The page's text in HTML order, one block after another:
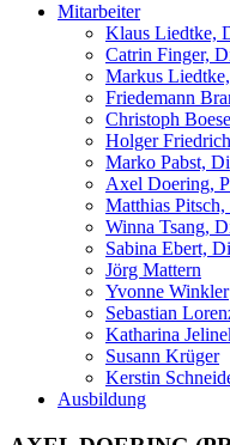
Mitarbeiter
Klaus Liedtke,
Catrin Finger,
Markus
Friedemann
Christoph
Holger
Marko Pabst,
Axel Doering,
Matthias
Winna Tsang,
Sabina Ebert,
Jörg Mattern
Yvonne Winkler
Sebastian
Katharina
Susann Krüger
Kerstin
Ausbildung